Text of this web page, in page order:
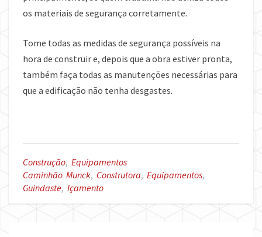
os materiais de segurança corretamente.
Tome todas as medidas de segurança possíveis na
hora de construir e, depois que a obra estiver pronta,
também faça todas as manutenções necessárias para
que a edificação não tenha desgastes.
Construção, Equipamentos
Caminhão Munck, Construtora, Equipamentos,
Guindaste, Içamento